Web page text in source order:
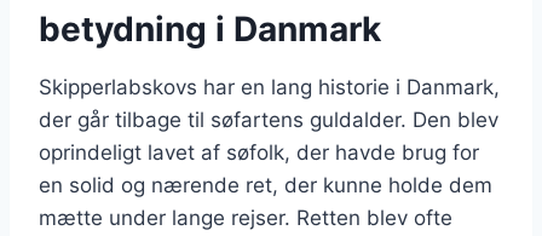
betydning i Danmark
Skipperlabskovs har en lang historie i Danmark,
der går tilbage til søfartens guldalder. Den blev
oprindeligt lavet af søfolk, der havde brug for
en solid og nærende ret, der kunne holde dem
mætte under lange rejser. Retten blev ofte